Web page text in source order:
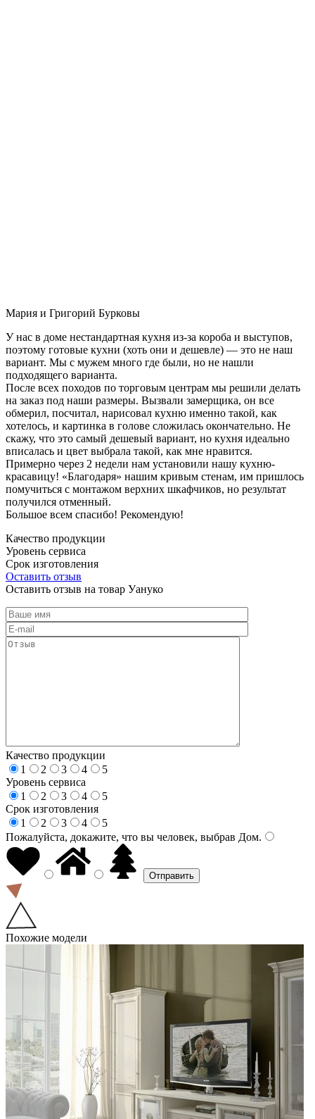
Мария и Григорий Бурковы
У нас в доме нестандартная кухня из-за короба и выступов,
поэтому готовые кухни (хоть они и дешевле) — это не наш
вариант. Мы с мужем много где были, но не нашли
подходящего варианта.
После всех походов по торговым центрам мы решили делать
на заказ под наши размеры. Вызвали замерщика, он все
обмерил, посчитал, нарисовал кухню именно такой, как
хотелось, и картинка в голове сложилась окончательно. Не
скажу, что это самый дешевый вариант, но кухня идеально
вписалась и цвет выбрала такой, как мне нравится.
Примерно через 2 недели нам установили нашу кухню-
красавицу! «Благодаря» нашим кривым стенам, им пришлось
помучиться с монтажом верхних шкафчиков, но результат
получился отменный.
Большое всем спасибо! Рекомендую!
Качество продукции
Уровень сервиса
Срок изготовления
Оставить отзыв
Оставить отзыв на товар Уануко
Качество продукции
1
2 3 4
5
Уровень сервиса
1
2 3 4
5
Срок изготовления
1
2 3 4
5
Пожалуйста, докажите, что вы человек, выбрав Дом.
Похожие модели